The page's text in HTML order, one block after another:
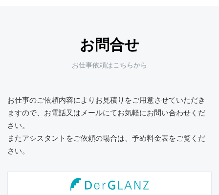
お問合せ
お仕事依頼はこちらから
お仕事のご依頼内容によりお見積りをご用意させていただき
ますので、 お電話又はメールにてお気軽にお問い合わせくだ
さい。
またアシスタントをご依頼の場合は、予め料金表をご覧くだ
さい。